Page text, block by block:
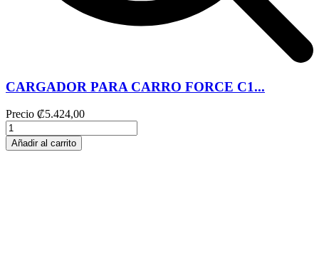
CARGADOR PARA CARRO FORCE C1...
Precio ₡5.424,00
Añadir al carrito